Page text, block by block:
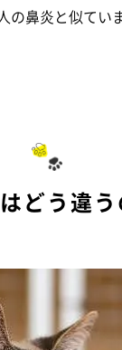
の鼻炎と似て
どう違